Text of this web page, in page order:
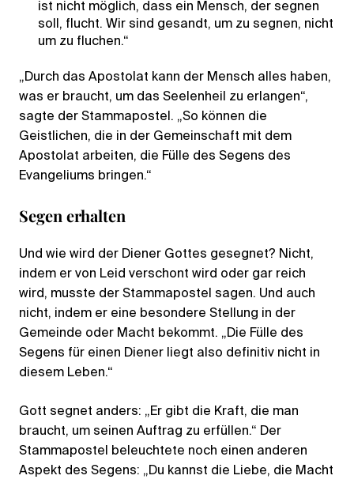
ist nicht möglich, dass ein Mensch, der segnen
soll, flucht. Wir sind gesandt, um zu segnen, nicht
um zu fluchen.“
„Durch das Apostolat kann der Mensch alles haben,
was er braucht, um das Seelenheil zu erlangen“,
sagte der Stammapostel. „So können die
Geistlichen, die in der Gemeinschaft mit dem
Apostolat arbeiten, die Fülle des Segens des
Evangeliums bringen.“
Segen erhalten
Und wie wird der Diener Gottes gesegnet? Nicht,
indem er von Leid verschont wird oder gar reich
wird, musste der Stammapostel sagen. Und auch
nicht, indem er eine besondere Stellung in der
Gemeinde oder Macht bekommt. „Die Fülle des
Segens für einen Diener liegt also definitiv nicht in
diesem Leben.“
Gott segnet anders: „Er gibt die Kraft, die man
braucht, um seinen Auftrag zu erfüllen.“ Der
Stammapostel beleuchtete noch einen anderen
Aspekt des Segens: „Du kannst die Liebe, die Macht